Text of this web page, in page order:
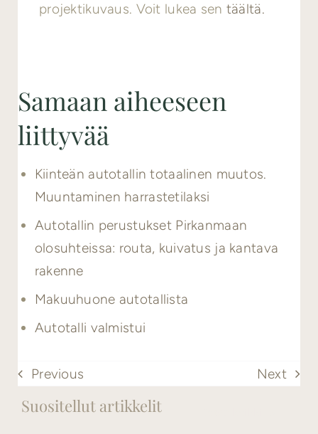
projektikuvaus. Voit lukea sen täältä.
Samaan aiheeseen
liittyvää
Kiinteän autotallin totaalinen muutos.
Muuntaminen harrastetilaksi
Autotallin perustukset Pirkanmaan
olosuhteissa: routa, kuivatus ja kantava
rakenne
Makuuhuone autotallista
Autotalli valmistui
Previous Next
Suositellut artikkelit